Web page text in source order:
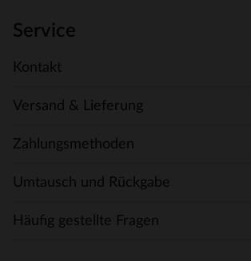
Service
Kontakt
Versand & Lieferung
Zahlungsmethoden
Umtausch und Rückgabe
Häufig gestellte Fragen